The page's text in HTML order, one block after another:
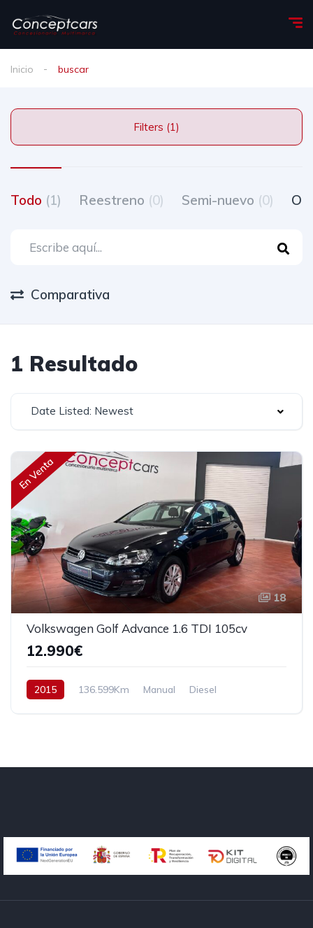
Inicio buscar
Filters (1)
Todo (1) Reestreno (0) Semi-nuevo (0)
Comparativa
1 Resultado
Date Listed: Newest
En Venta
18
Volkswagen Golf Advance 1.6 TDI 105cv
12.990€
2015 136.599Km Manual
Diesel